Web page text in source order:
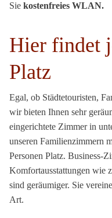
Sie kostenfreies WLAN.
Hier findet
Platz
Egal, ob Städtetouristen,
wir bieten Ihnen sehr
eingerichtete Zimmer in
unseren Familienzimmern
Personen Platz. Business-
Komfortausstattungen wie
sind geräumiger. Sie
Art.